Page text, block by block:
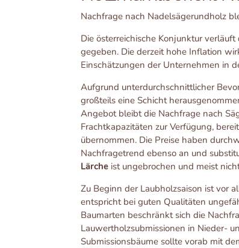
Nachfrage nach Nadelsägerundholz
Die österreichische Konjunktur
gegeben. Die derzeit hohe Inflation
Einschätzungen der Unternehmen in
Aufgrund unterdurchschnittlicher
großteils eine Schicht
Angebot bleibt die Nachfrage nach
Frachtkapazitäten zur Verfügung,
übernommen. Die Preise haben
Nachfragetrend ebenso an und
Lärche ist ungebrochen und meist
Zu Beginn der Laubholzsaison ist vor
entspricht bei guten Qualitäten
Baumarten beschränkt sich die
Lauwertholzsubmissionen in Nieder-
Submissionsbäume sollte vorab mit